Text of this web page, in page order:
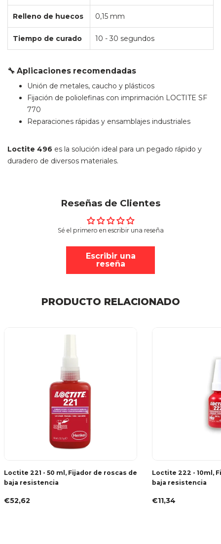
Relleno de huecos 0,15 mm
Tiempo de curado 10 - 30 segundos
🔧 Aplicaciones recomendadas
Unión de metales, caucho y plásticos
Fijación de poliolefinas con imprimación LOCTITE SF
770
Reparaciones rápidas y ensamblajes industriales
Loctite 496 es la solución ideal para un pegado rápido y
duradero de diversos materiales.
Reseñas de Clientes
Sé el primero en escribir una reseña
Escribir una
reseña
PRODUCTO RELACIONADO
Loctite 221 - 50 ml, Fijador de roscas de
baja resistencia
€52,62
Loctite 222 - 10ml,
baja resistencia
€11,34